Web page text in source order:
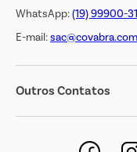
WhatsApp:(19) 99900-
E-mail:
Outros Contatos
Negócios Imobiliários
Novos Fornecedores